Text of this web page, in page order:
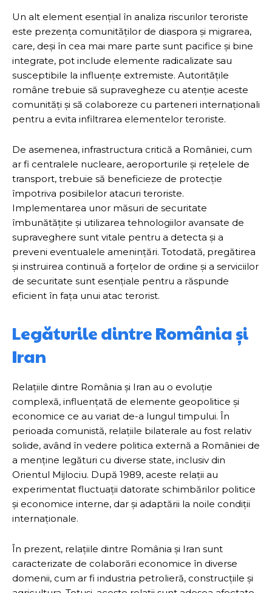
Un alt element esențial în analiza riscurilor teroriste
este prezența comunităților de diaspora și migrarea,
care, deși în cea mai mare parte sunt pacifice și bine
integrate, pot include elemente radicalizate sau
susceptibile la influențe extremiste. Autoritățile
române trebuie să supravegheze cu atenție aceste
comunități și să colaboreze cu parteneri internaționali
pentru a evita infiltrarea elementelor teroriste.
De asemenea, infrastructura critică a României, cum
ar fi centralele nucleare, aeroporturile și rețelele de
transport, trebuie să beneficieze de protecție
împotriva posibilelor atacuri teroriste.
Implementarea unor măsuri de securitate
îmbunătățite și utilizarea tehnologiilor avansate de
supraveghere sunt vitale pentru a detecta și a
preveni eventualele amenințări. Totodată, pregătirea
și instruirea continuă a forțelor de ordine și a serviciilor
de securitate sunt esențiale pentru a răspunde
eficient în fața unui atac terorist.
Legăturile dintre România și
Iran
Relațiile dintre România și Iran au o evoluție
complexă, influențată de elemente geopolitice și
economice ce au variat de-a lungul timpului. În
perioada comunistă, relațiile bilaterale au fost relativ
solide, având în vedere politica externă a României de
a menține legături cu diverse state, inclusiv din
Orientul Mijlociu. După 1989, aceste relații au
experimentat fluctuații datorate schimbărilor politice
și economice interne, dar și adaptării la noile condiții
internaționale.
În prezent, relațiile dintre România și Iran sunt
caracterizate de colaborări economice în diverse
domenii, cum ar fi industria petrolieră, construcțiile și